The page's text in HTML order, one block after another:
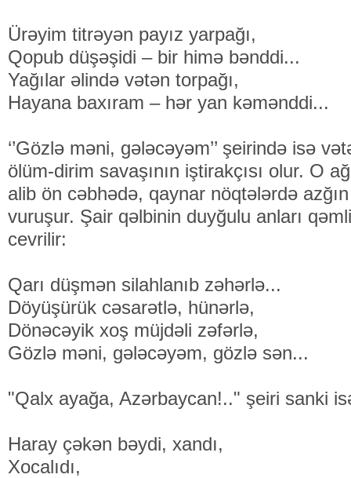
Ürəyim titrəyən payız yarpağı,
Qopub düşəşidi – bir himə bənddi...
Yağılar əlində vətən torpağı,
Hayana baxıram – hər yan kəmənddi...
‘’Gözlə məni, gələcəyəm’’ şeirində isə
ölüm-dirim savaşının iştirakçısı olur. O
alib ön cəbhədə, qaynar nöqtələrdə
vuruşur. Şair qəlbinin duyğulu anları
cevrilir:
Qarı düşmən silahlanıb zəhərlə...
Döyüşürük cəsаrətlə, hünərlə,
Dönəcəyik xoş müjdəli zəfərlə,
Gözlə məni, gələcəyəm, gözlə sən...
"Qalx ayağa, Azərbaycan!.." şeiri sanki
Hаrаy çəkən bəydi, хаndı,
Хоcаlıdı,